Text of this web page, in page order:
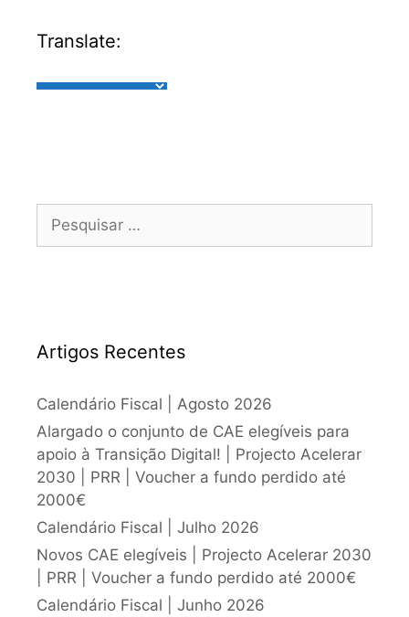
Translate:
Artigos Recentes
Calendário Fiscal | Agosto 2026
Alargado o conjunto de CAE elegíveis para
apoio à Transição Digital! | Projecto Acelerar
2030 | PRR | Voucher a fundo perdido até
2000€
Calendário Fiscal | Julho 2026
Novos CAE elegíveis | Projecto Acelerar 2030
| PRR | Voucher a fundo perdido até 2000€
Calendário Fiscal | Junho 2026